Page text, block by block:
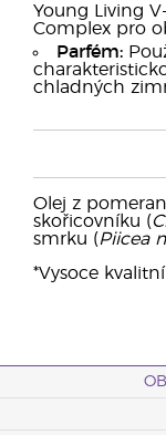
Young Living
Complex pro
Parfém:
chladných
Olej z
skořicovníku (
smrku (Piicea
*Vysoce